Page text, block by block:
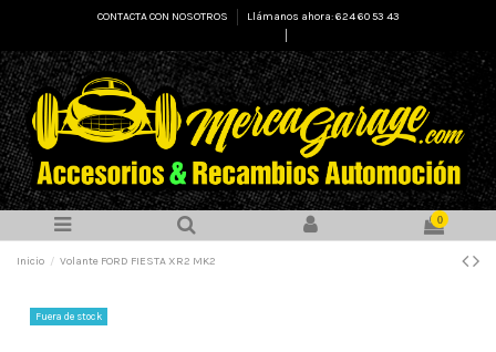
CONTACTA CON NOSOTROS
Llámanos ahora: 624 60 53 43
0
Inicio Volante FORD FIESTA XR2 MK2
Fuera de stock